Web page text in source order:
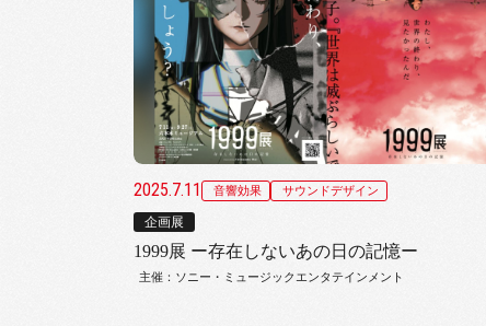
2025.7.11 音響効果 サウンドデザイン
企画展
1999展 ー存在しないあの日の記憶ー
主催：ソニー・ミュージックエンタテインメント